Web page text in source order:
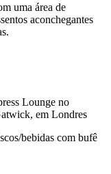
uma área de
aconchegantes
Lounge no
em Londres
bebidas com bufê